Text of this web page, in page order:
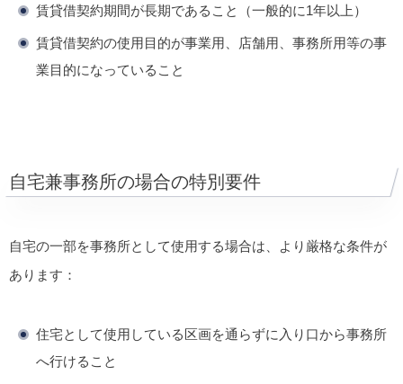
賃貸借契約期間が長期であること（一般的に1年以上）
賃貸借契約の使用目的が事業用、店舗用、事務所用等の事
業目的になっていること
自宅兼事務所の場合の特別要件
自宅の一部を事務所として使用する場合は、より厳格な条件が
あります：
住宅として使用している区画を通らずに入り口から事務所
へ行けること